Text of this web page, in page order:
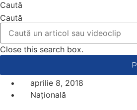
Caută
Caută
Close this search box.
aprilie 8, 2018
Națională